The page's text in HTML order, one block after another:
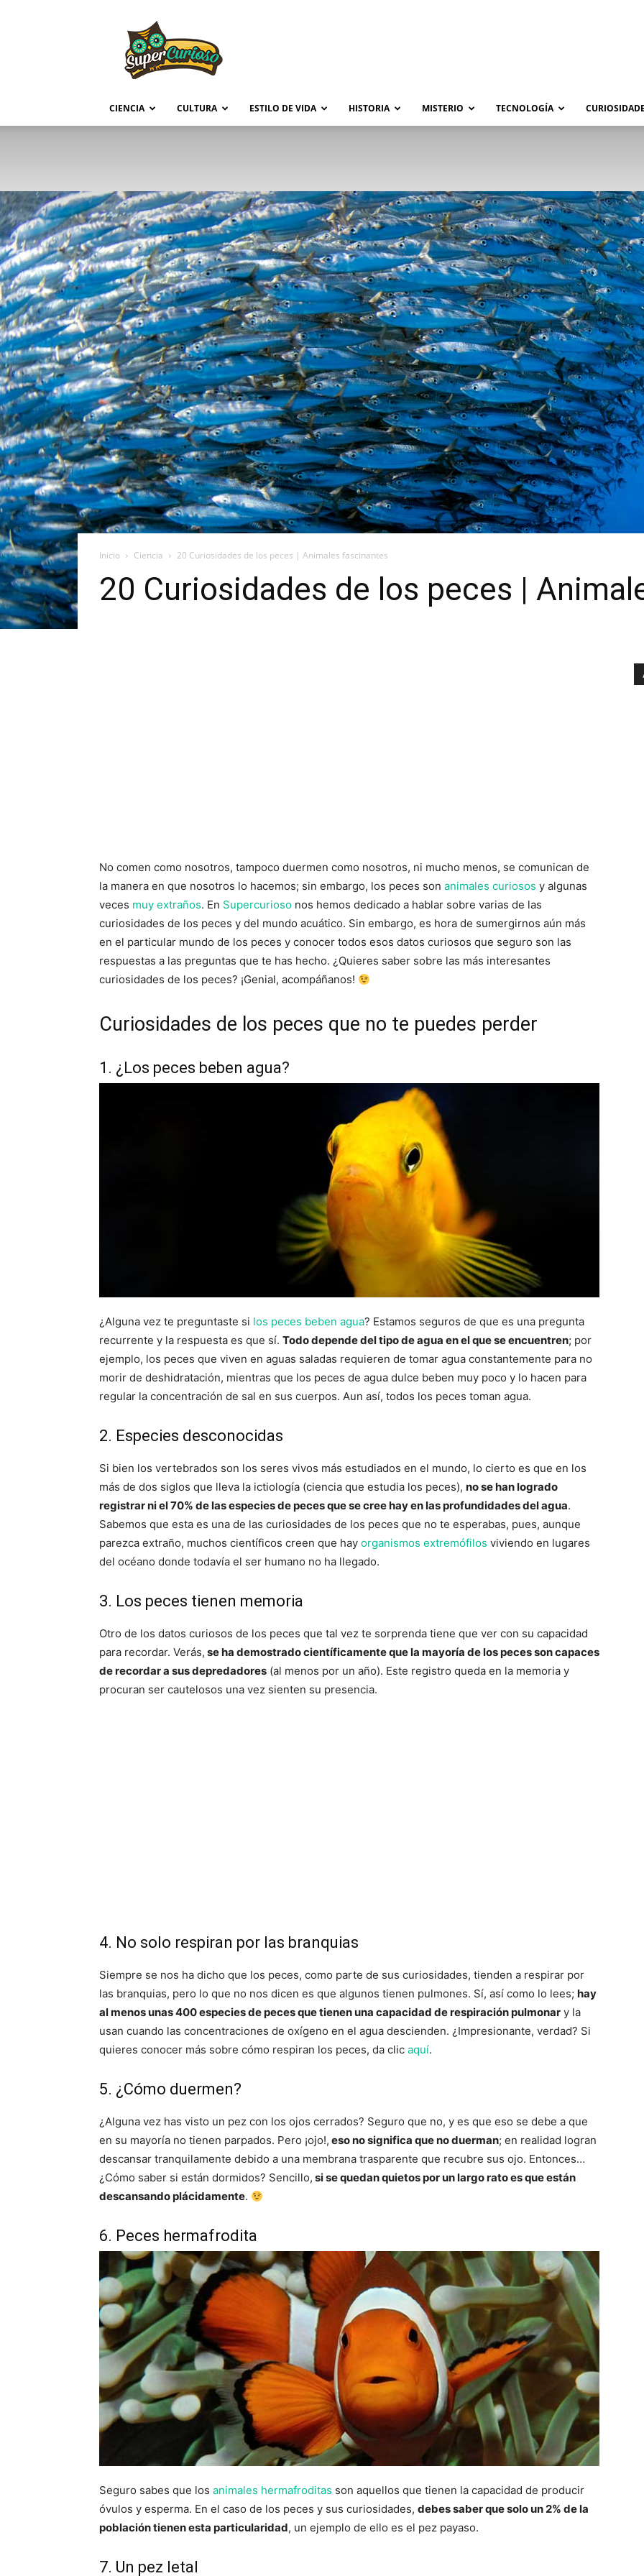
CIENCIA CULTURA ESTILO DE VIDA HISTORIA MISTERIO TECNOLOGÍA
Inicio Ciencia 20 Curiosidades de los peces | Animales fascinantes
20 Curiosidades de los peces |
No comen como nosotros, tampoco duermen como nosotros, ni mucho menos, se comunican de
la manera en que nosotros lo hacemos; sin embargo, los peces son animales curiosos y algunas
veces muy extraños. En Supercurioso nos hemos dedicado a hablar sobre varias de las
curiosidades de los peces y del mundo acuático. Sin embargo, es hora de sumergirnos aún más
en el particular mundo de los peces y conocer todos esos datos curiosos que seguro son las
respuestas a las preguntas que te has hecho. ¿Quieres saber sobre las más interesantes
curiosidades de los peces? ¡Genial, acompáñanos!
Curiosidades de los peces que no te puedes perder
1. ¿Los peces beben agua?
¿Alguna vez te preguntaste si los peces beben agua? Estamos seguros de que es una pregunta
recurrente y la respuesta es que sí. Todo depende del tipo de agua en el que se encuentren; por
ejemplo, los peces que viven en aguas saladas requieren de tomar agua constantemente para no
morir de deshidratación, mientras que los peces de agua dulce beben muy poco y lo hacen para
regular la concentración de sal en sus cuerpos. Aun así, todos los peces toman agua.
2. Especies desconocidas
Si bien los vertebrados son los seres vivos más estudiados en el mundo, lo cierto es que en los
más de dos siglos que lleva la ictiología (ciencia que estudia los peces), no se han logrado
registrar ni el 70% de las especies de peces que se cree hay en las profundidades del agua.
Sabemos que esta es una de las curiosidades de los peces que no te esperabas, pues, aunque
parezca extraño, muchos científicos creen que hay organismos extremófilos viviendo en lugares
del océano donde todavía el ser humano no ha llegado.
3. Los peces tienen memoria
Otro de los datos curiosos de los peces que tal vez te sorprenda tiene que ver con su capacidad
para recordar. Verás, se ha demostrado científicamente que la mayoría de los peces son capaces
de recordar a sus depredadores (al menos por un año). Este registro queda en la memoria y
procuran ser cautelosos una vez sienten su presencia.
4. No solo respiran por las branquias
Siempre se nos ha dicho que los peces, como parte de sus curiosidades, tienden a respirar por
las branquias, pero lo que no nos dicen es que algunos tienen pulmones. Sí, así como lo lees; hay
al menos unas 400 especies de peces que tienen una capacidad de respiración pulmonar y la
usan cuando las concentraciones de oxígeno en el agua descienden. ¿Impresionante, verdad? Si
quieres conocer más sobre cómo respiran los peces, da clic aquí.
5. ¿Cómo duermen?
¿Alguna vez has visto un pez con los ojos cerrados? Seguro que no, y es que eso se debe a que
en su mayoría no tienen parpados. Pero ¡ojo!, eso no significa que no duerman; en realidad logran
descansar tranquilamente debido a una membrana trasparente que recubre sus ojo. Entonces…
¿Cómo saber si están dormidos? Sencillo, si se quedan quietos por un largo rato es que están
descansando plácidamente.
6. Peces hermafrodita
Seguro sabes que los animales hermafroditas son aquellos que tienen la capacidad de producir
óvulos y esperma. En el caso de los peces y sus curiosidades, debes saber que solo un 2% de la
población tienen esta particularidad, un ejemplo de ello es el pez payaso.
7. Un pez letal